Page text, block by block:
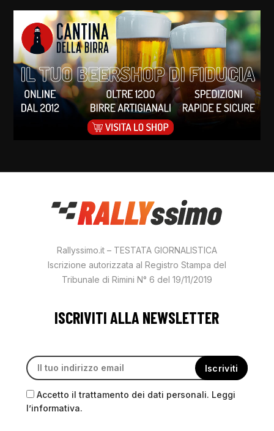
Rallyssimo.it – TESTATA GIORNALISTICA
Iscrizione autorizzata al Registro Stampa del
Tribunale di Rimini N° 6 del 19/11/2019
ISCRIVITI ALLA NEWSLETTER
Accetto il trattamento dei dati personali. Leggi
l’informativa.